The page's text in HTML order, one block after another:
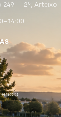
249 — 2º, Arteixo